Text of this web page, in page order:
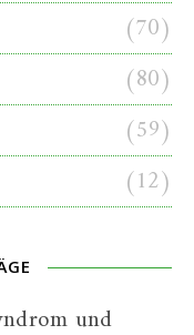
(70)
(80)
(59)
(12)
und